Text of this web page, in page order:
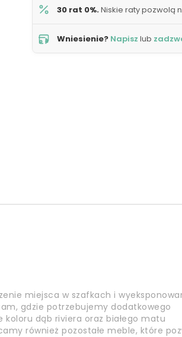
30 rat 0%.Niskie raty pozwolą
Wniesienie? Napisz lub
miejsca w szafkach i
gdzie potrzebujemy dodatkowego
koloru dąb riviera oraz białego matu
również pozostałe meble, które